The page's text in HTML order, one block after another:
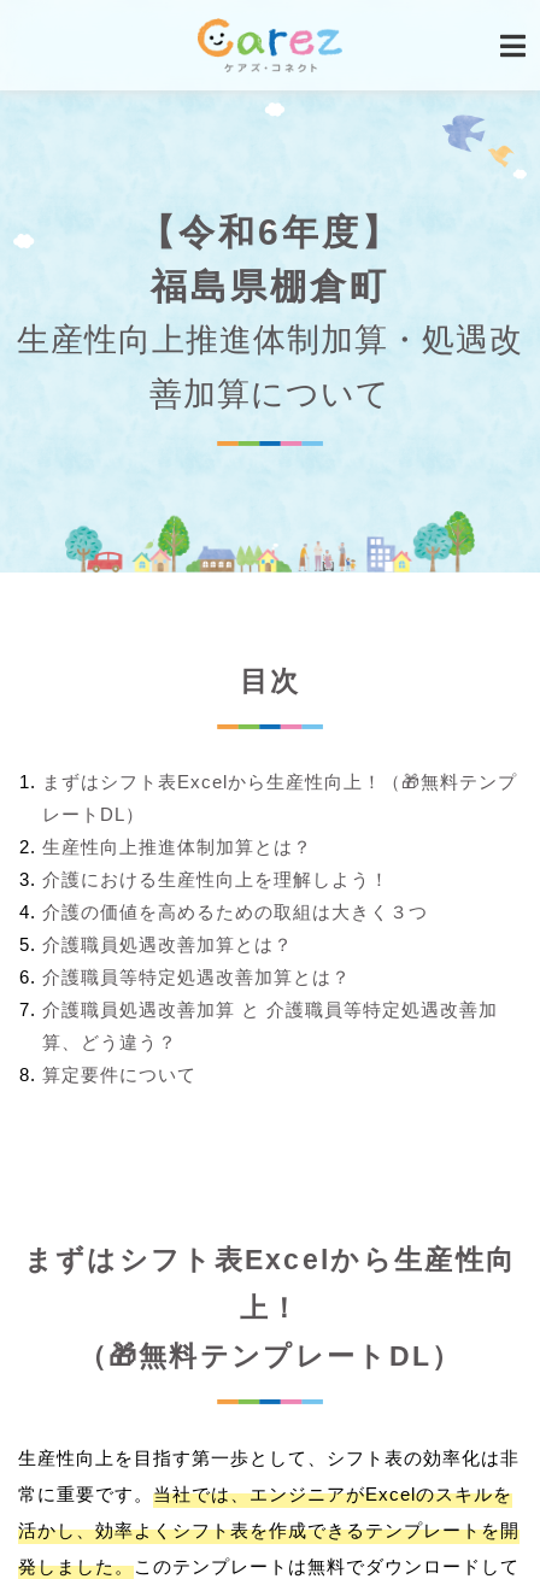
【令和6年度】
福島県棚倉町
生産性向上推進体制加算・処遇改
善加算について
目次
まずはシフト表Excelから生産性向上！（🎁無料テンプ
レートDL）
生産性向上推進体制加算とは？
介護における生産性向上を理解しよう！
介護の価値を高めるための取組は大きく３つ
介護職員処遇改善加算とは？
介護職員等特定処遇改善加算とは？
介護職員処遇改善加算 と 介護職員等特定処遇改善加
算、どう違う？
算定要件について
まずはシフト表Excelから生産性向
上！
（🎁無料テンプレートDL）
生産性向上を目指す第一歩として、シフト表の効率化は非
常に重要です。 当社では、エンジニアがExcelのスキルを
活かし、効率よくシフト表を作成できるテンプレートを開
発しました。このテンプレートは無料でダウンロードして